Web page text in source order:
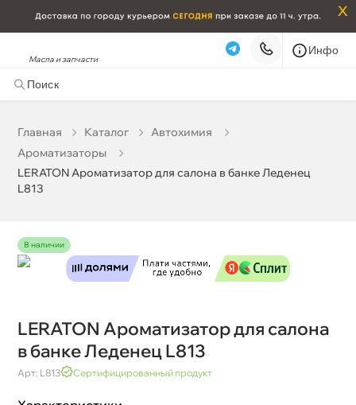
x
Масла и запчасти
Инфо
Главная Катало
Автохимия
Ароматизаторы
LERATON Ароматизатор для салона в банке Леденец
L813
наличии
LERATON Ароматизатор для салона
анке Леденец L813
Арт: L813 Сертифицированный продукт
LERATON Ароматизатор для салона в банке Леденец
Бесплатная Сегодня, 08.08 (при заказе от 2000₽)
Срочная за 2 ч – 399 ₽
Карта Список